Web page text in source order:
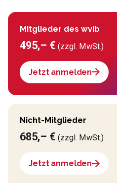
Mitglieder des wvib
495,– €(zzgl. MwSt.)
Jetzt anmelden
Nicht-Mitglieder
685,– €(zzgl. MwSt.)
Jetzt anmelden